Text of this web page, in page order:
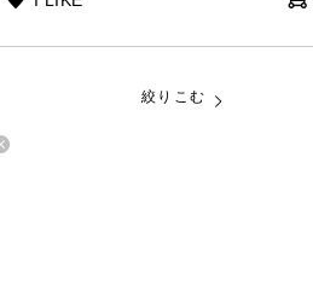
絞りこむ